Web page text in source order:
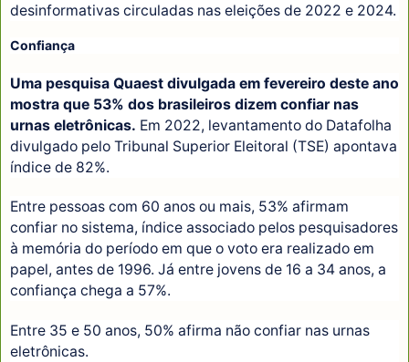
desinformativas circuladas nas eleições de 2022 e 2024.
Confiança
Uma pesquisa Quaest divulgada em fevereiro deste ano
mostra que 53% dos brasileiros dizem confiar nas
urnas eletrônicas. Em 2022, levantamento do Datafolha
divulgado pelo Tribunal Superior Eleitoral (TSE) apontava
índice de 82%.
Entre pessoas com 60 anos ou mais, 53% afirmam
confiar no sistema, índice associado pelos pesquisadores
à memória do período em que o voto era realizado em
papel, antes de 1996. Já entre jovens de 16 a 34 anos, a
confiança chega a 57%.
Entre 35 e 50 anos, 50% afirma não confiar nas urnas
eletrônicas.